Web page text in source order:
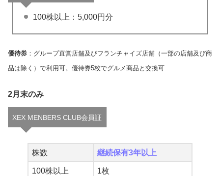
100株以上：5,000円分
優待券 ：グループ直営店舗及びフランチャイズ店舗（一部の店舗及び商
品は除く）で利用可。優待券5枚でグルメ商品と交換可
2月末のみ
XEX MENBERS CLUB会員証
株数 継続保有3年以上
100株以上 1枚